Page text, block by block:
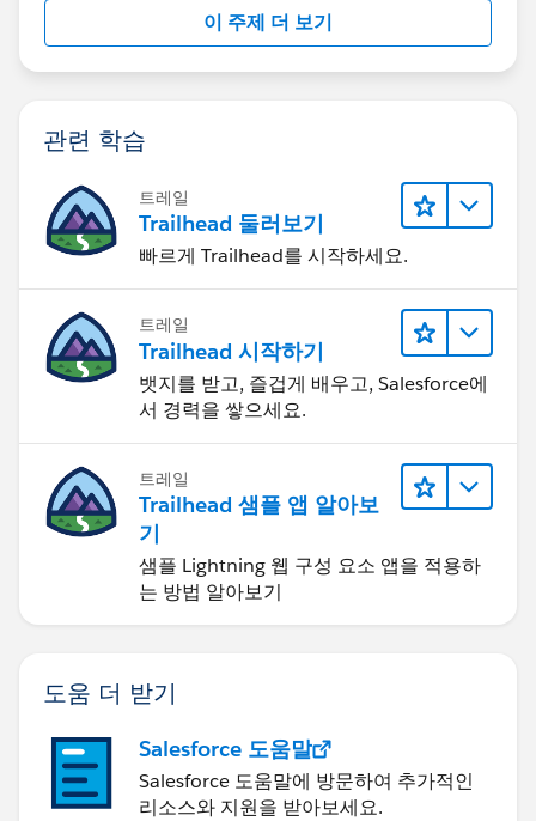
이 주제 더 보기
관련 학습
트레일
Trailhead 둘러보기
빠르게 Trailhead를 시작하세요.
트레일
Trailhead 시작하기
뱃지를 받고, 즐겁게 배우고, Salesforce에
서 경력을 쌓으세요.
트레일
Trailhead 샘플 앱 알아보
기
샘플 Lightning 웹 구성 요소 앱을 적용하
는 방법 알아보기
도움 더 받기
Salesforce 도움말
Salesforce 도움말에 방문하여 추가적인
리소스와 지원을 받아보세요.